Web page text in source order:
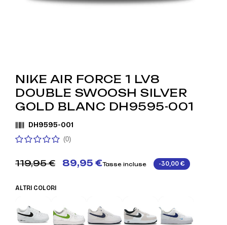
NIKE AIR FORCE 1 LV8
DOUBLE SWOOSH SILVER
GOLD BLANC DH9595-001
DH9595-001
(0)
119,95 € 89,95 €Tasse incluse -30,00 €
ALTRI COLORI